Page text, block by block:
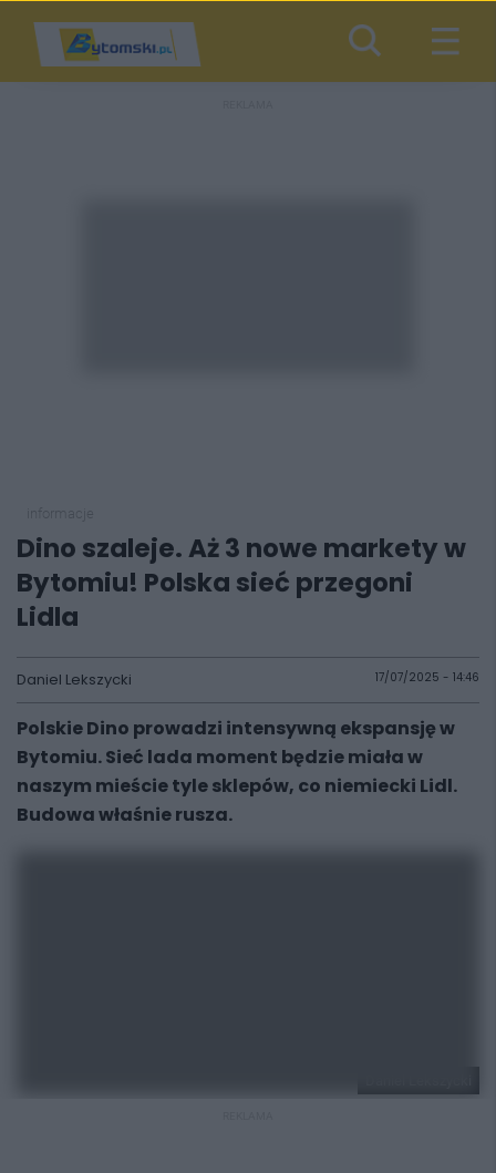
Dino szaleje. Aż 3 nowe markety w
Bytomiu! Polska sieć przegoni
Lidla
Daniel Lekszycki 17/07/2025 - 14:46
Polskie Dino prowadzi intensywną ekspansję w
Bytomiu. Sieć lada moment będzie miała w
naszym mieście tyle sklepów, co niemiecki Lidl.
Budowa właśnie rusza.